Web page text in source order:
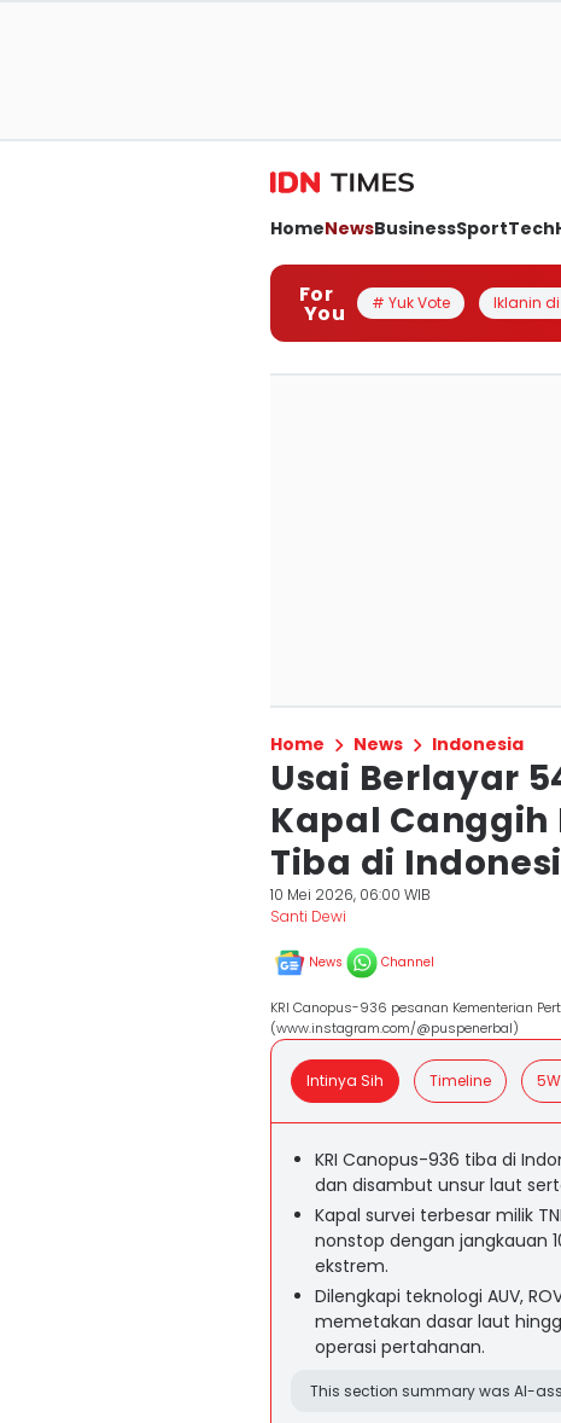
HomeNewsBusinessSportTech
For
You # Yuk Vote Iklanin di
Home News Indonesia
Usai Berlayar
Kapal Canggih
Tiba di
10 Mei 2026, 06:00 WIB
Santi Dewi
News Channel
KRI Canopus-936 pesanan Kementerian
(www.instagram.com/@puspenerbal)
Intinya Sih Timeline
KRI Canopus-936 tiba di
dan disambut unsur laut
Kapal survei terbesar milik
nonstop dengan jangkauan
ekstrem.
Dilengkapi teknologi AUV,
memetakan dasar laut
operasi pertahanan.
This section summary was AI-